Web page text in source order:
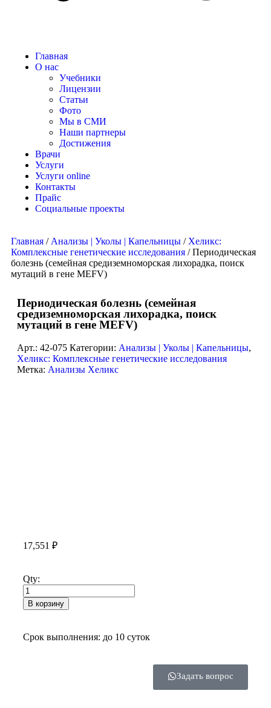
Главная
О нас
Учебники
Лицензии
Статьи
Фото
Мы в СМИ
Наши партнеры
Достижения
Врачи
Услуги
Услуги online
Контакты
Прайс
Социальные проекты
Главная / Анализы | Уколы | Капельницы / Хеликс:
Комплексные генетические исследования / Периодическая
болезнь (семейная средиземноморская лихорадка, поиск
мутаций в гене MEFV)
Периодическая болезнь (семейная
средиземноморская лихорадка, поиск
мутаций в гене MEFV)
Арт.: 42-075 Категории: Анализы | Уколы | Капельницы,
Хеликс: Комплексные генетические исследования
Метка: Анализы Хеликс
17,551 ₽
Qty:
В корзину
Срок выполнения: до 10 суток
Задать вопрос